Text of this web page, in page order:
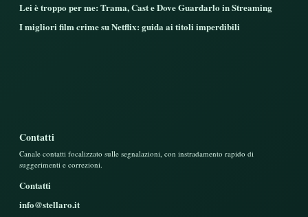
Lei è troppo per me: Trama, Cast e Dove Guardarlo in Streaming
I migliori film crime su Netflix: guida ai titoli imperdibili
Contatti
Canale contatti focalizzato sulle segnalazioni, con instradamento rapido di
suggerimenti e correzioni.
Contatti
info@stellaro.it